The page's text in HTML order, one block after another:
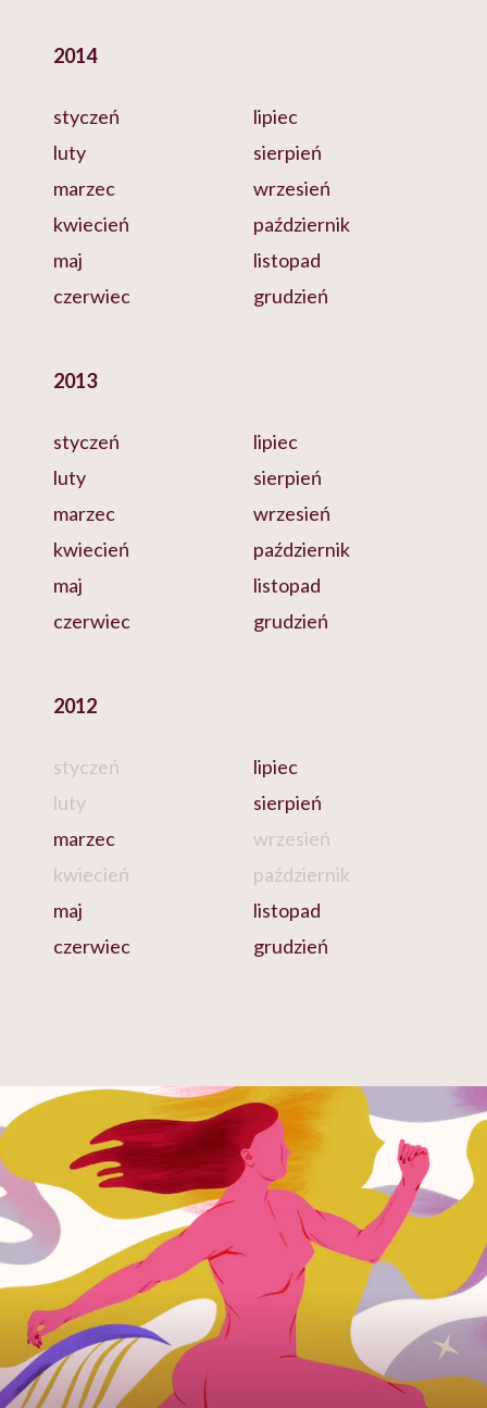
2014
styczeń
luty
marzec
kwiecień
maj
czerwiec
lipiec
sierpień
wrzesień
październik
listopad
grudzień
2013
styczeń
luty
marzec
kwiecień
maj
czerwiec
lipiec
sierpień
wrzesień
październik
listopad
grudzień
2012
styczeń
luty
marzec
kwiecień
maj
czerwiec
lipiec
sierpień
wrzesień
październik
listopad
grudzień